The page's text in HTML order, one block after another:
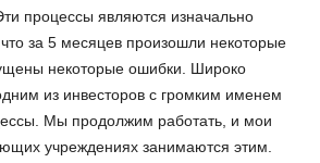
процессы являются изначально
за 5 месяцев произошли некоторые
некоторые ошибки. Широко
из инвесторов с громким именем
Мы продолжим работать, и мои
учреждениях занимаются этим.